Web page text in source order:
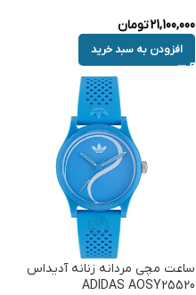
21,100,000تومان
افزودن به سبد خرید
ساعت مچی مردانه زنانه آدیداس
ADIDAS AOSY25520